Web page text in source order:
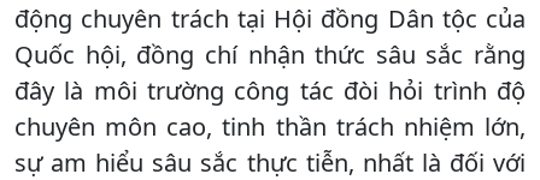
động chuyên trách tại Hội đồng Dân tộc của
Quốc hội, đồng chí nhận thức sâu sắc rằng
đây là môi trường công tác đòi hỏi trình độ
chuyên môn cao, tinh thần trách nhiệm lớn,
sự am hiểu sâu sắc thực tiễn, nhất là đối với